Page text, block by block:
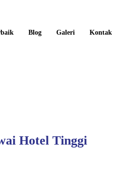
Blog Galeri Kontak
Hotel Tinggi